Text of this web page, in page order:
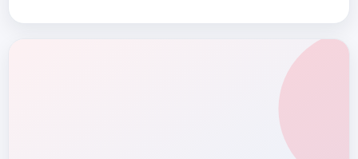
técnicas nuevas para poder llegar a